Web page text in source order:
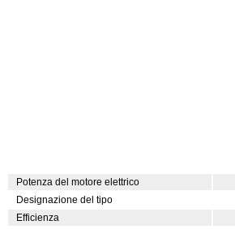
Potenza del motore elettrico
Designazione del tipo
Efficienza